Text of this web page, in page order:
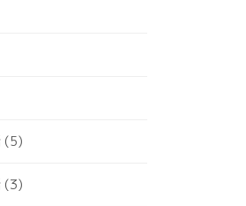
(5)
(3)